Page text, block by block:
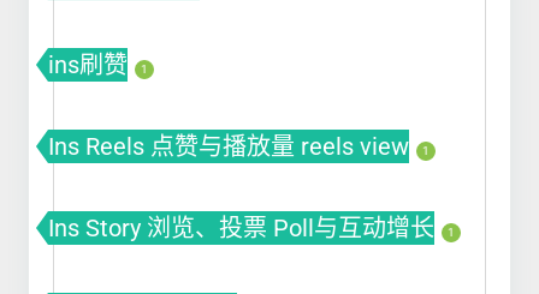
ins刷赞 1
Ins Reels 点赞与播放量 reels view 1
Ins Story 浏览、投票 Poll与互动增长 1